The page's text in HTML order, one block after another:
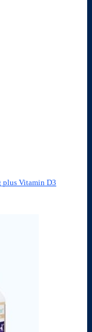
plus Vitamin D3